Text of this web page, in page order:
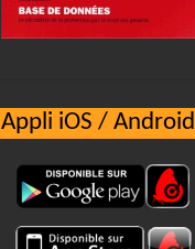
Appli iOS / Android